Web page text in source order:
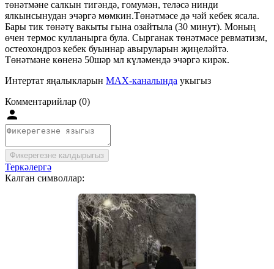
төнәтмәне салкын тигәндә, гомумән, теләсә нинди
ялкынсынудан эчәргә мөмкин.Төнәтмәсе дә чәй кебек ясала.
Бары тик төнәтү вакыты гына озайтыла (30 минут). Моның
өчен термос кулланырга була. Сырганак төнәтмәсе ревматизм,
остеохондроз кебек буыннар авыруларын җиңеләйтә.
Төнәтмәне көненә 50шәр мл күләмендә эчәргә кирәк.
Интертат яңалыкларын MAX-каналында укыгыз
Комментарийлар (0)
Фикерегезне калдырыгыз
Теркәлергә
Калган символлар: